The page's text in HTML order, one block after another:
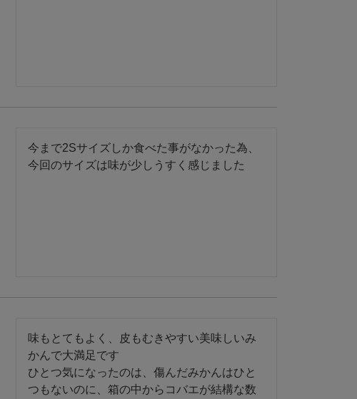
今まで2Sサイズしか食べた事がなかった為、
今回のサイズは味が少しうすく感じました
味もとてもよく、皮もむきやすい美味しいみ
かんで大満足です
ひとつ気になったのは、傷んだみかんはひと
つもないのに、箱の中からコバエが結構な数